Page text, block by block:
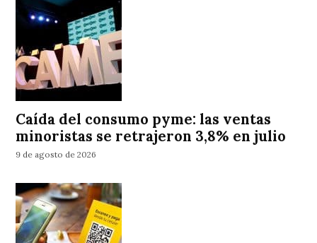
Caída del consumo pyme: las ventas
minoristas se retrajeron 3,8% en julio
9 de agosto de 2026